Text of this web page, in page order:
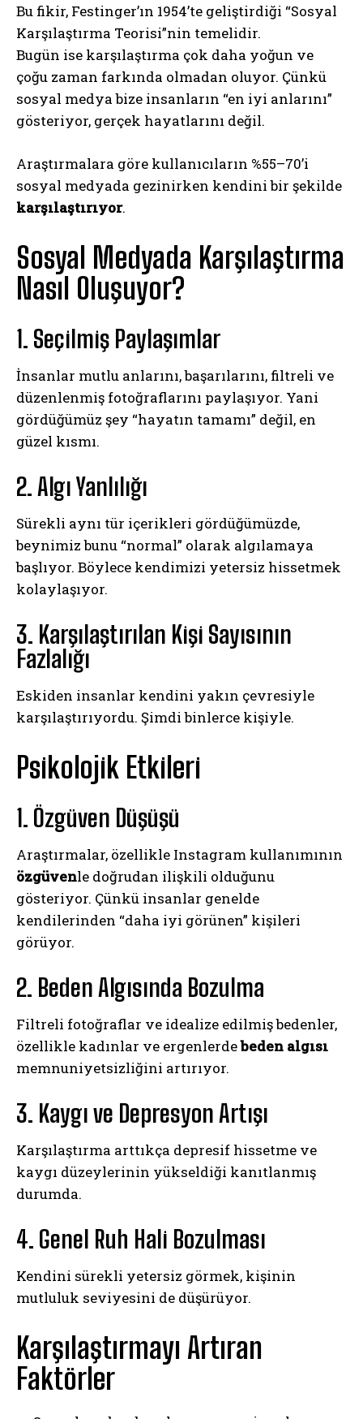
Bu fikir, Festinger’ın 1954’te geliştirdiği “Sosyal
Karşılaştırma Teorisi”nin temelidir.
Bugün ise karşılaştırma çok daha yoğun ve
çoğu zaman farkında olmadan oluyor. Çünkü
sosyal medya bize insanların “en iyi anlarını”
gösteriyor, gerçek hayatlarını değil.
Araştırmalara göre kullanıcıların %55–70’i
sosyal medyada gezinirken kendini bir şekilde
karşılaştırıyor.
Sosyal Medyada Karşılaştırma
Nasıl Oluşuyor?
1. Seçilmiş Paylaşımlar
İnsanlar mutlu anlarını, başarılarını, filtreli ve
düzenlenmiş fotoğraflarını paylaşıyor. Yani
gördüğümüz şey “hayatın tamamı” değil, en
güzel kısmı.
2. Algı Yanlılığı
Sürekli aynı tür içerikleri gördüğümüzde,
beynimiz bunu “normal” olarak algılamaya
başlıyor. Böylece kendimizi yetersiz hissetmek
kolaylaşıyor.
3. Karşılaştırılan Kişi Sayısının
Fazlalığı
Eskiden insanlar kendini yakın çevresiyle
karşılaştırıyordu. Şimdi binlerce kişiyle.
Psikolojik Etkileri
1. Özgüven Düşüşü
Araştırmalar, özellikle Instagram kullanımının
özgüvenle doğrudan ilişkili olduğunu
gösteriyor. Çünkü insanlar genelde
kendilerinden “daha iyi görünen” kişileri
görüyor.
2. Beden Algısında Bozulma
Filtreli fotoğraflar ve idealize edilmiş bedenler,
özellikle kadınlar ve ergenlerdebeden algısı
memnuniyetsizliğini artırıyor.
3. Kaygı ve Depresyon Artışı
Karşılaştırma arttıkça depresif hissetme ve
kaygı düzeylerinin yükseldiği kanıtlanmış
durumda.
4. Genel Ruh Hali Bozulması
Kendini sürekli yetersiz görmek, kişinin
mutluluk seviyesini de düşürüyor.
Karşılaştırmayı Artıran
Faktörler